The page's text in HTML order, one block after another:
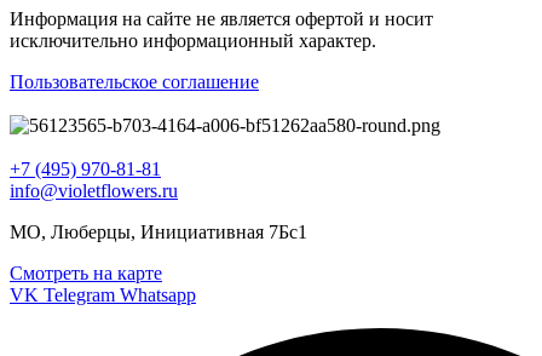
Информация на сайте не является офертой и носит
исключительно информационный характер.
Пользовательское соглашение
+7 (495) 970-81-81
info@violetflowers.ru
МО, Люберцы, Инициативная 7Бс1
Смотреть на карте
VK Telegram Whatsapp